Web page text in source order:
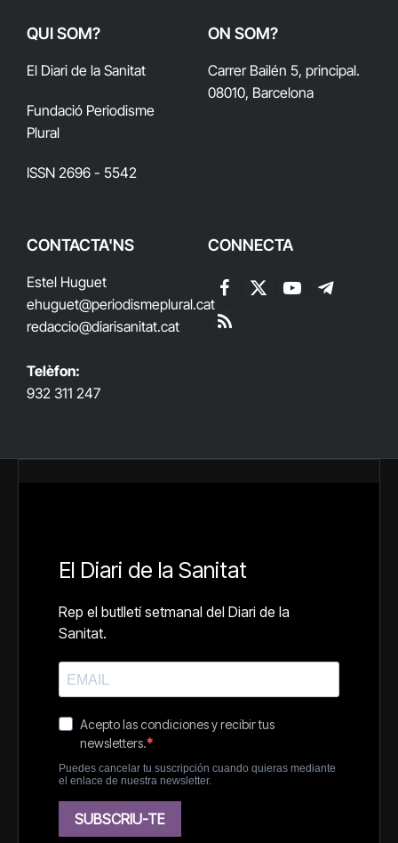
QUI SOM?
El Diari de la Sanitat
Fundació Periodisme
Plural
ISSN 2696 - 5542
ON SOM?
Carrer Bailén 5, principal.
08010, Barcelona
CONTACTA'NS
Estel Huguet
ehuguet@periodismeplural.cat
redaccio@diarisanitat.cat
Telèfon:
932 311 247
CONNECTA
Facebook
X
YouTubeTelegram
RSS